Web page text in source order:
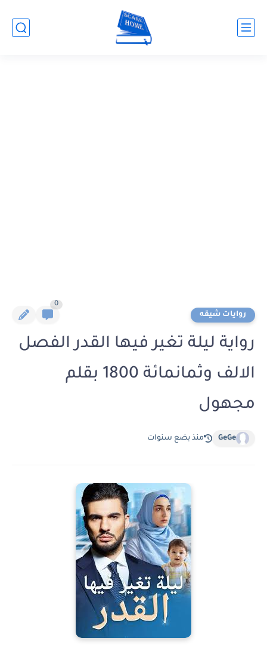
روايات شيقه
0
رواية ليلة تغير فيها القدر الفصل
الالف وثمانمائة 1800 بقلم
مجهول
GeGe منذ بضع سنوات